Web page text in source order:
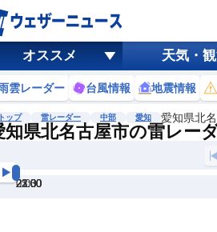
オススメ 天気・
雲レーダー 台風情報 地震情報
トップ 雷レーダー 中部 愛知 愛知県北
知県北名古屋市の雷レー
21:30
22:00
22:30
23:00
23:30
0:00